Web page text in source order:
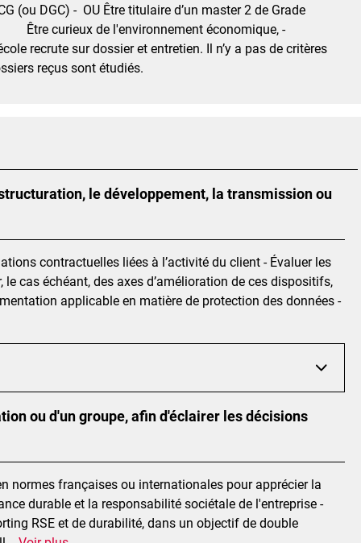
DGC) - OU Être titulaire d’un master 2 de Grade
Être curieux de l'environnement économique, -
recrute sur dossier et entretien. Il n’y a pas de critères
reçus sont étudiés.
le développement, la transmission ou
contractuelles liées à l’activité du client - Évaluer les
cas échéant, des axes d’amélioration de ces dispositifs,
applicable en matière de protection des données -
ou d'un groupe, afin d'éclairer les décisions
normes françaises ou internationales pour apprécier la
durable et la responsabilité sociétale de l'entreprise -
RSE et de durabilité, dans un objectif de double